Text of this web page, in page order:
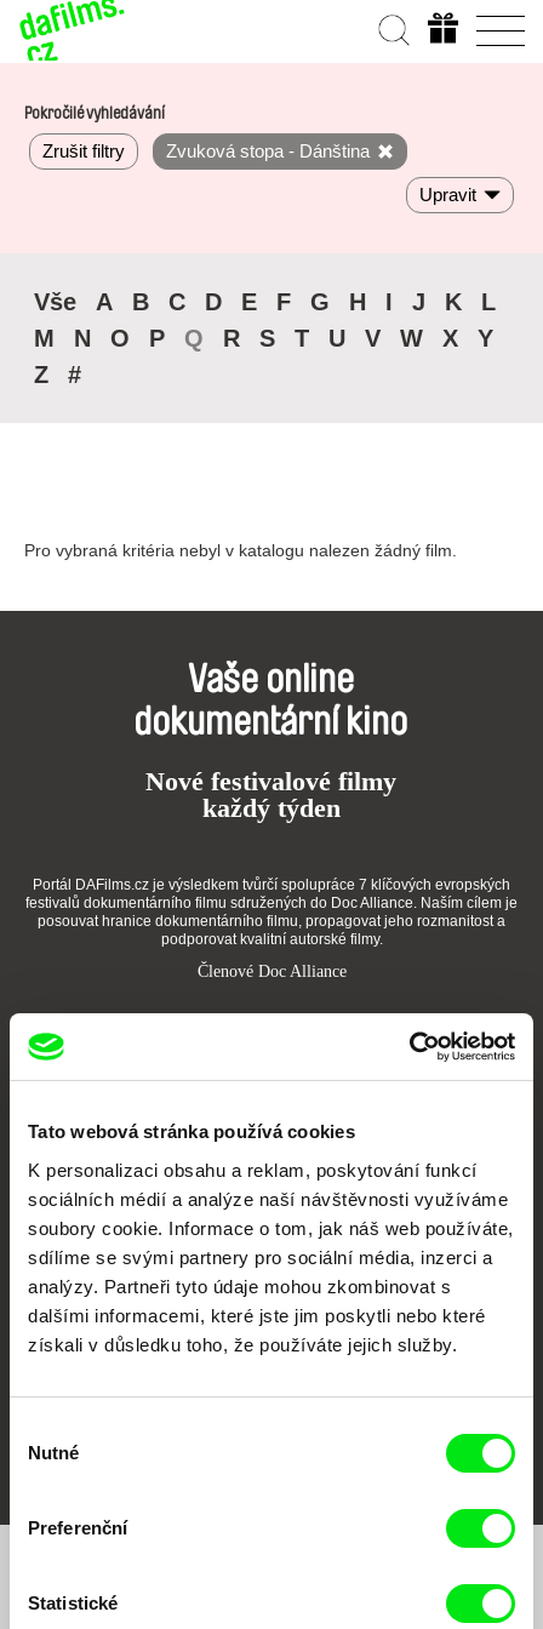
Tato webová stránka používá cookies
K personalizaci obsahu a reklam, poskytování funkcí
sociálních médií a analýze naší návštěvnosti využíváme
soubory cookie. Informace o tom, jak náš web používáte,
sdílíme se svými partnery pro sociální média, inzerci a
analýzy. Partneři tyto údaje mohou zkombinovat s
dalšími informacemi, které jste jim poskytli nebo které
získali v důsledku toho, že používáte jejich služby.
souhlasu
Nutné
Preferenční
Statistické
Pokročilé vyhledávání
Zrušit filtry Zvuková stopa - Dánština
Upravit
Vše A B C D E F G H I J K
L
M
N O P Q R S T U V W X
Y
Z
#
Pro vybraná kritéria nebyl v katalogu nalezen žádný film.
Vaše online
dokumentární kino
Nové festivalové filmy
každý týden
Portál DAFilms.cz je výsledkem tvůrčí spolupráce 7 klíčových evropských
festivalů dokumentárního filmu sdružených do Doc Alliance. Naším cílem je
posouvat hranice dokumentárního filmu, propagovat jeho rozmanitost a
podporovat kvalitní autorské filmy.
Členové Doc Alliance
CPH:DOX Doclisboa
Millennium Docs
Against Gravity
DOK Leipzig
Chcete být pravidelně informováni o našem